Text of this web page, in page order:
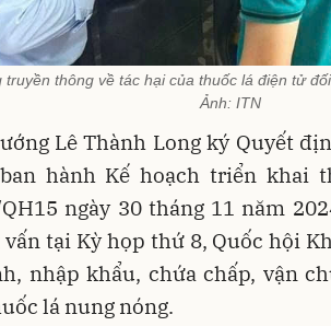
truyền thông về tác hại của thuốc lá điện tử
Ảnh: ITN
Lê Thành Long ký Quyết
hành Kế hoạch triển khai
ngày 30 tháng 11 năm
tại Kỳ họp thứ 8, Quốc hội
nhập khẩu, chứa chấp, vận
lá nung nóng.